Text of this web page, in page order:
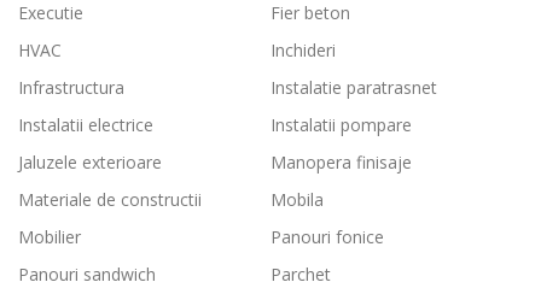
Executie
Fier beton
HVAC
Inchideri
Infrastructura
Instalatie paratrasnet
Instalatii electrice
Instalatii pompare
Jaluzele exterioare
Manopera finisaje
Materiale de constructii
Mobila
Mobilier
Panouri fonice
Panouri sandwich
Parchet